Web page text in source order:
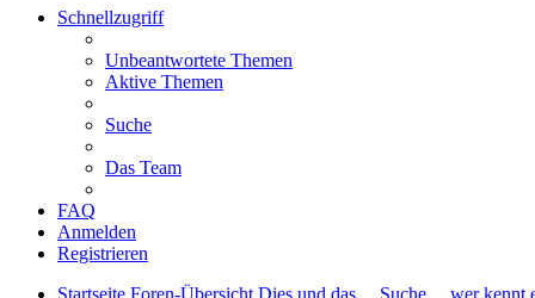
Schnellzugriff
Unbeantwortete Themen
Aktive Themen
Suche
Das Team
FAQ
Anmelden
Registrieren